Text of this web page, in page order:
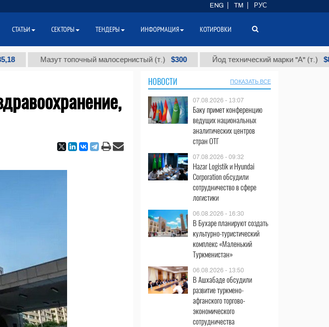
Мазут топочный малосернистый (т.) $300 Йод технический марки "А" (т.) $86 000
НОВОСТИ ПОКАЗАТЬ ВСЕ
07.08.2026 - 13:07
Баку примет конференцию
ведущих национальных
аналитических центров
стран ОТГ
07.08.2026 - 09:32
Hazar Logistik и Hyundai
Corporation обсудили
сотрудничество в сфере
логистики
06.08.2026 - 16:30
В Бухаре планируют создать
культурно-туристический
комплекс «Маленький
Туркменистан»
06.08.2026 - 13:50
В Ашхабаде обсудили
развитие туркмено-
афганского торгово-
экономического
сотрудничества
ENG TM РУС
СТАТЬИ СЕКТОРЫ ТЕНДЕРЫ ИНФОРМАЦИЯ КОТИРОВКИ